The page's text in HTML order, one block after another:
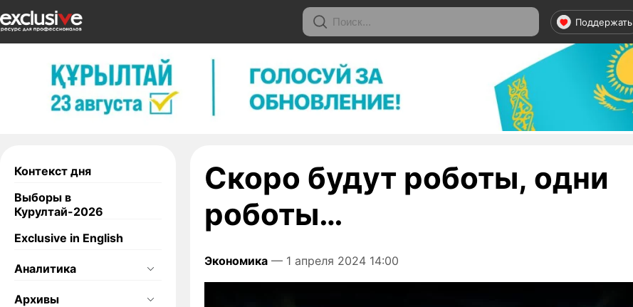
Поддержать
Контекст дня
Выборы в
Курултай-2026
Exclusive in English
Аналитика
Архивы
Скоро будут роботы, одни
роботы…
Экономика — 1 апреля 2024 14:00